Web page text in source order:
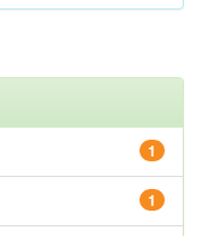
1
1